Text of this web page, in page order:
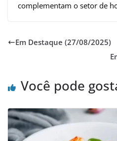
complementam o setor de
Em Destaque (27/08/2025)
Você pode